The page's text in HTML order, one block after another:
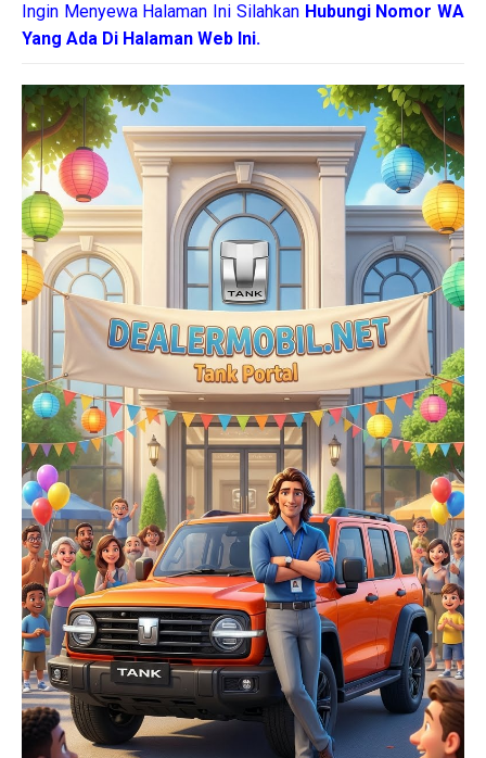
Ingin Menyewa Halaman Ini Silahkan Hubungi Nomor WA
Yang Ada Di Halaman Web Ini.